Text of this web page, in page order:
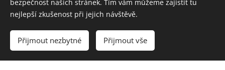
Obrázky poskytlPexels
Vytvořeno službou Webnode
bezpečnost našich stránek. Tím vám můžeme zajistit tu
nejlepší zkušenost při jejich návštěvě.
Přijmout nezbytné Přijmout vše